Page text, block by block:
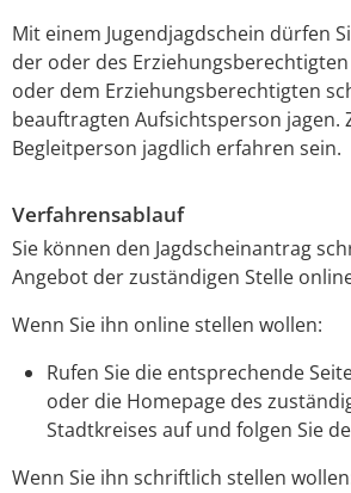
Mit einem Jugendjagdschein dürfen
der oder des
oder dem Erziehungsberechtigten
beauftragten Aufsichtsperson jagen.
Begleitperson jagdlich erfahren sein.
Verfahrensablauf
Sie können den Jagdscheinantrag
Angebot der zuständigen Stelle
Wenn Sie ihn online stellen wollen:
Rufen Sie die entsprechende
oder die Homepage des
Stadtkreises auf und folgen Sie
Wenn Sie ihn schriftlich stellen